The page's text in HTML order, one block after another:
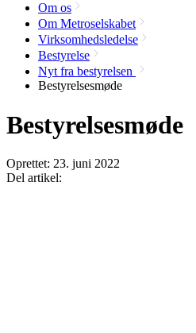
Om os
Om Metroselskabet
Virksomhedsledelse
Bestyrelse
Nyt fra bestyrelsen
Bestyrelsesmøde
Bestyrelsesmøde
Oprettet: 23. juni 2022
Del artikel: